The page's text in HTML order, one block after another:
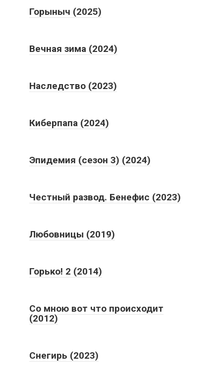
Горыныч (2025)
Вечная зима (2024)
Наследство (2023)
Киберпапа (2024)
Эпидемия (сезон 3) (2024)
Честный развод. Бенефис (2023)
Любовницы (2019)
Горько! 2 (2014)
Со мною вот что происходит
(2012)
Снегирь (2023)